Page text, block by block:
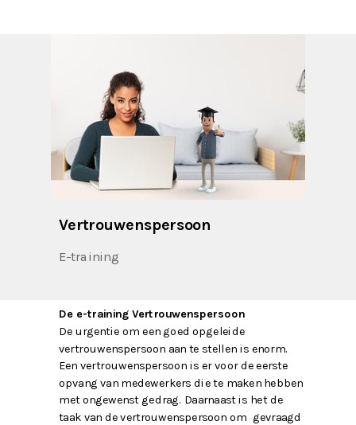
Vertrouwenspersoon
E-training
De e-training Vertrouwenspersoon
De urgentie om een goed opgeleide
vertrouwenspersoon aan te stellen is enorm.
Een vertrouwenspersoon is er voor de eerste
opvang van medewerkers die te maken hebben
met ongewenst gedrag. Daarnaast is het de
taak van de vertrouwenspersoon om gevraagd